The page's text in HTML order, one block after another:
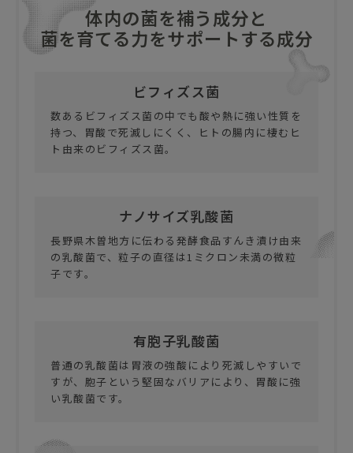
体内の菌を補う成分と
菌を育てる力をサポートする成分
ビフィズス菌
数あるビフィズス菌の中でも酸や熱に強い性質を
持つ、胃酸で死滅しにくく、ヒトの腸内に棲むヒ
ト由来のビフィズス菌。
ナノサイズ乳酸菌
長野県木曽地方に伝わる発酵食品すんき漬け由来
の乳酸菌で、粒子の直径は1ミクロン未満の微粒
子です。
有胞子乳酸菌
普通の乳酸菌は胃液の強酸により死滅しやすいで
すが、胞子という堅固なバリアにより、胃酸に強
い乳酸菌です。